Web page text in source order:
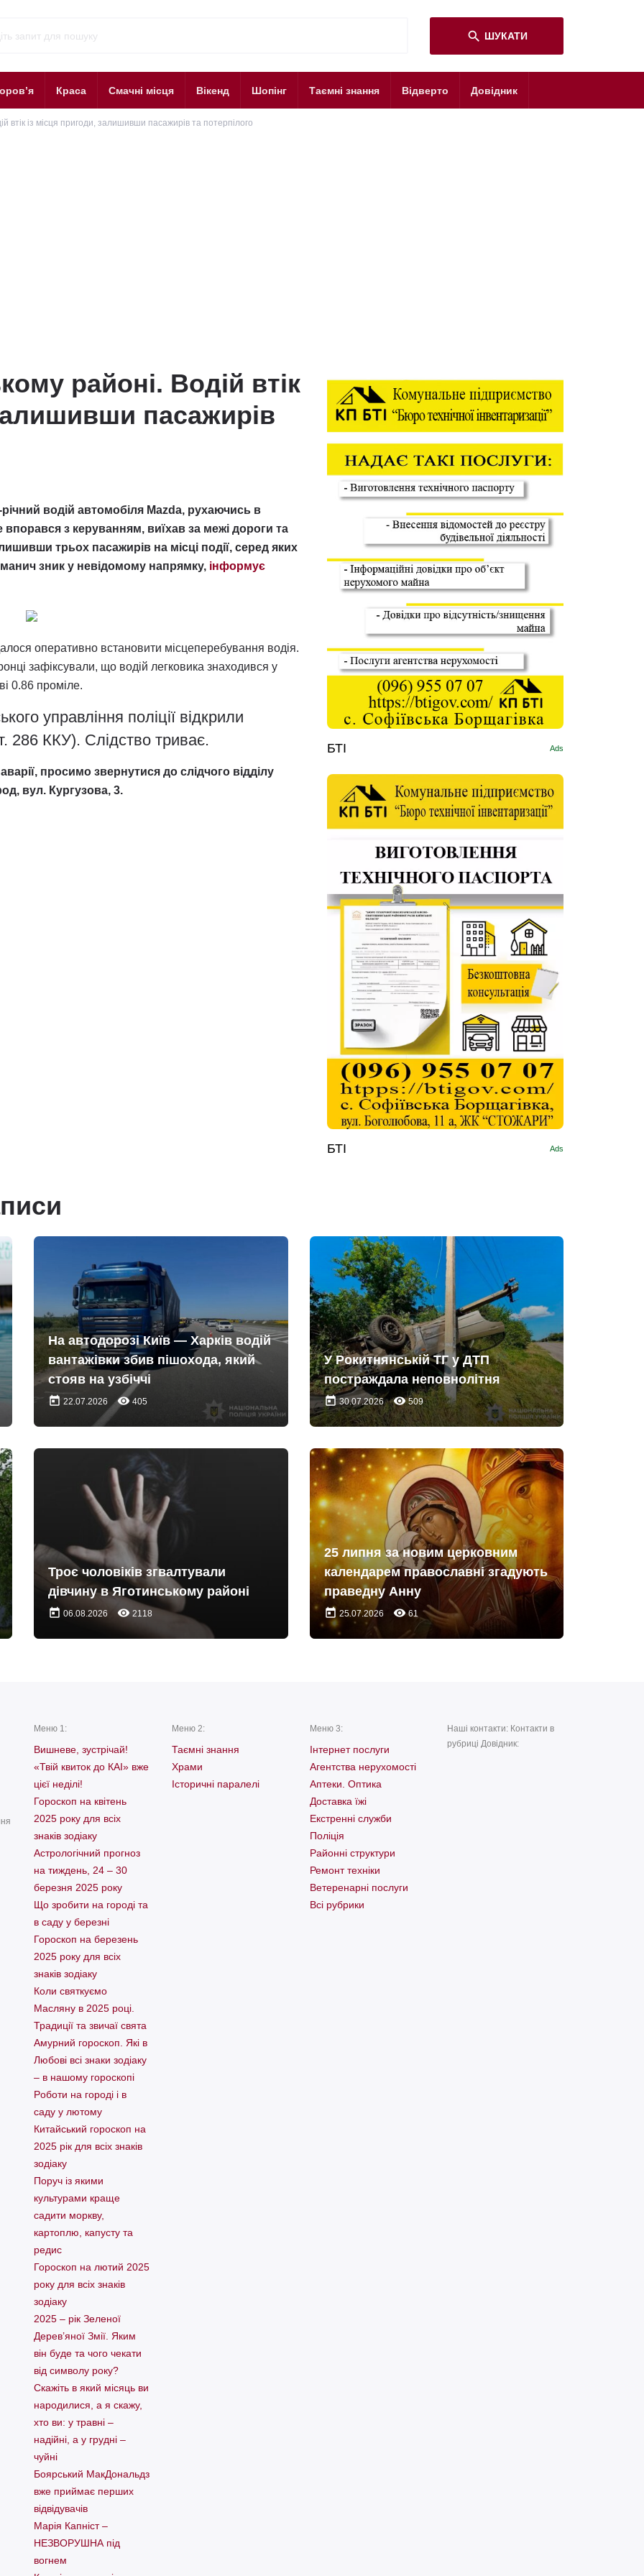
search ШУКАТИ
Краса Смачні місця Вікенд Шопінг Таємні знання Відверто Довідник
втік із місця пригоди, залишивши пасажирів та потерпілого
районі. Водій втік
пасажирів
водій автомобіля Mazda, рухаючись в
з керуванням, виїхав за межі дороги та
трьох пасажирів на місці події, серед яких
зник у невідомому напрямку, інформує
оперативно встановити місцеперебування водія.
зафіксували, що водій легковика знаходився у
0.86 проміле.
управління поліції відкрили
286 ККУ). Слідство триває.
просимо звернутися до слідчого відділу
вул. Кургузова, 3.
БТІ Ads
БТІ Ads
На автодорозі Київ — Харків водій
вантажівки збив пішохода, який
стояв на узбіччі
today 22.07.2026 remove_red_eye 405
У Рокитнянській ТГ у ДТП
постраждала неповнолітня
today30.07.2026 remove_red_eye509
Троє чоловіків згвалтували
дівчину в Яготинському районі
today 06.08.2026 remove_red_eye 2118
25 липня за новим церковним
календарем православні згадують
праведну Анну
today 25.07.2026 remove_red_eye61
Меню 1:
Вишневе, зустрічай!
«Твій квиток до КАІ» вже
цієї неділі!
Гороскоп на квітень
2025 року для всіх
знаків зодіаку
Астрологічний прогноз
на тиждень, 24 – 30
березня 2025 року
Що зробити на городі та
в саду у березні
Гороскоп на березень
2025 року для всіх
знаків зодіаку
Коли святкуємо
Масляну в 2025 році.
Традиції та звичаї свята
Амурний гороскоп. Які в
Любові всі знаки зодіаку
– в нашому гороскопі
Pоботи на городі і в
саду у лютому
Китайський гороскоп на
2025 рік для всіх знаків
зодіаку
Поруч із якими
культурами краще
садити моркву,
картоплю, капусту та
редис
Гороскоп на лютий 2025
року для всіх знаків
зодіаку
2025 – рік Зеленої
Дерев’яної Змії. Яким
він буде та чого чекати
від символу року?
Скажіть в який місяць ви
народилися, а я скажу,
хто ви: у травні –
надійні, а у грудні –
чуйні
Боярський МакДональдз
вже приймає перших
відвідувачів
Марія Капніст –
НЕЗВОРУШНА під
вогнем
Меню 2:
Таємні знання
Храми
Історичні паралелі
Меню 3:
Інтернет послуги
Агентства нерухомості
Аптеки. Оптика
Доставка їжі
Екстренні служби
Поліція
Районні структури
Ремонт техніки
Ветеренарні послуги
Всі рубрики
Наші контакти: Контакти в
рубриці Довідник: